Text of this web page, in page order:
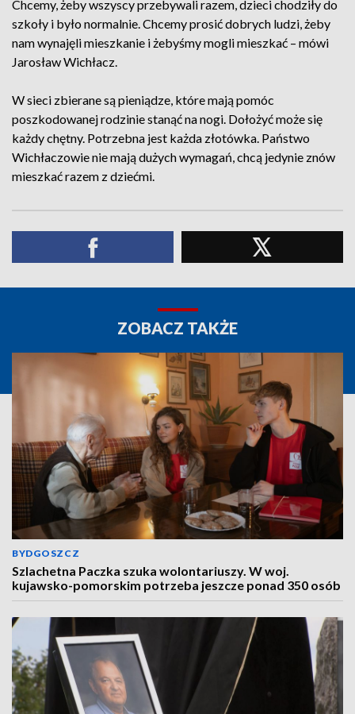
Chcemy, żeby wszyscy przebywali razem, dzieci chodziły do
szkoły i było normalnie. Chcemy prosić dobrych ludzi, żeby
nam wynajęli mieszkanie i żebyśmy mogli mieszkać – mówi
Jarosław Wichłacz.
W sieci zbierane są pieniądze, które mają pomóc
poszkodowanej rodzinie stanąć na nogi. Dołożyć może się
każdy chętny. Potrzebna jest każda złotówka. Państwo
Wichłaczowie nie mają dużych wymagań, chcą jedynie znów
mieszkać razem z dziećmi.
ZOBACZ TAKŻE
BYDGOSZCZ
Szlachetna Paczka szuka wolontariuszy. W woj.
kujawsko-pomorskim potrzeba jeszcze ponad 350 osób